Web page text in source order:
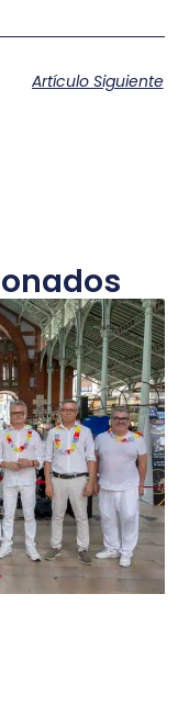
Artículo Siguiente